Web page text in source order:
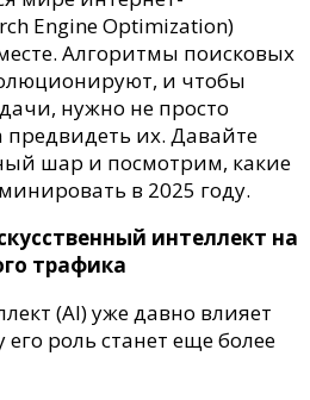
2025
Engine Optimization)
Алгоритмы поисковых
и чтобы
нужно не просто
предвидеть их. Давайте
шар и посмотрим, какие
в 2025 году.
интеллект на
трафика
(AI) уже давно влияет
его роль станет еще более